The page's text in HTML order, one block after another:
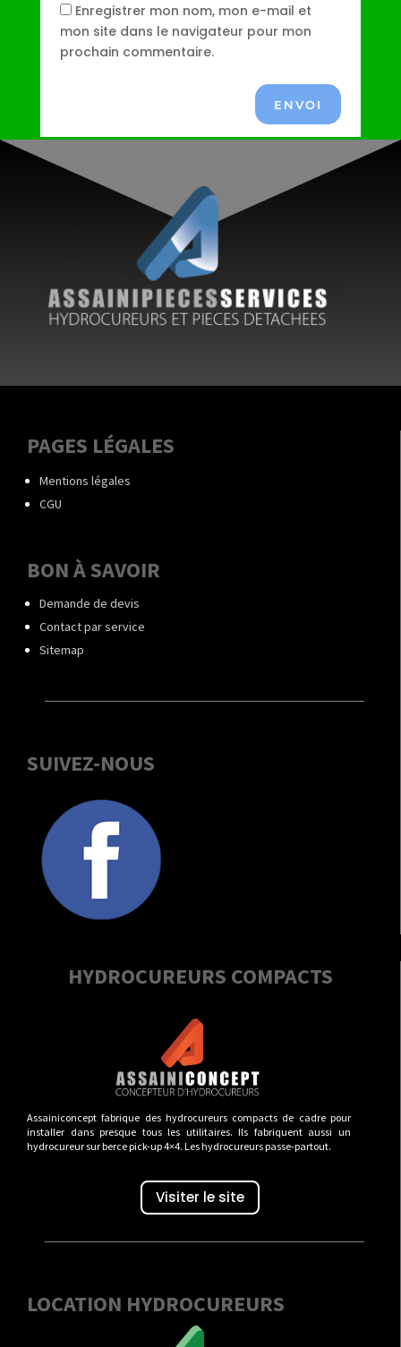
Enregistrer mon nom, mon e-mail et
mon site dans le navigateur pour mon
prochain commentaire.
ENVOI
PAGES LÉGALES
Mentions légales
CGU
BON À SAVOIR
Demande de devis
Contact par service
Sitemap
SUIVEZ-NOUS
HYDROCUREURS COMPACTS
Assainiconcept fabrique des hydrocureurs compacts de cadre pour
installer dans presque tous les utilitaires. Ils fabriquent aussi un
hydrocureur sur berce pick-up 4×4. Les hydrocureurs passe-partout.
Visiter le site
LOCATION HYDROCUREURS